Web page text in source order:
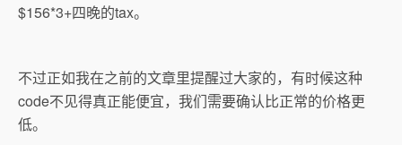
$156*3+四晚的tax。
不过正如我在之前的文章里提醒过大家的，有时候这种
code不见得真正能便宜，我们需要确认比正常的价格更
低。